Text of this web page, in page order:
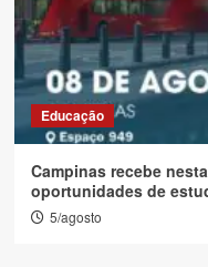
Educação
Campinas recebe
oportunidades de
5/agosto